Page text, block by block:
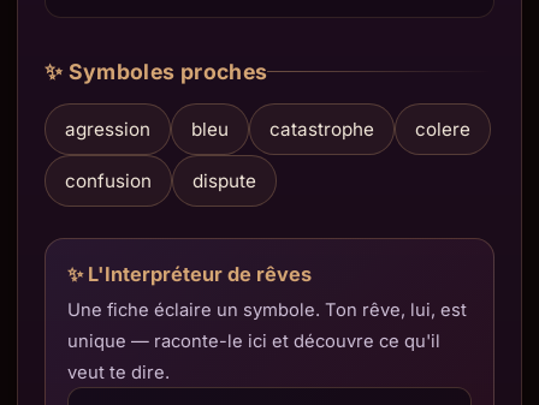
✨ Symboles proches
agression bleu catastrophe colere
confusion dispute
✨ L'Interpréteur de rêves
Une fiche éclaire un symbole. Ton rêve, lui, est
unique — raconte-le ici et découvre ce qu'il
veut te dire.